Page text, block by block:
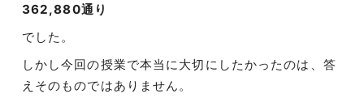
362,880通り
でした。
しかし今回の授業で本当に大切にしたかったのは、答
えそのものではありません。